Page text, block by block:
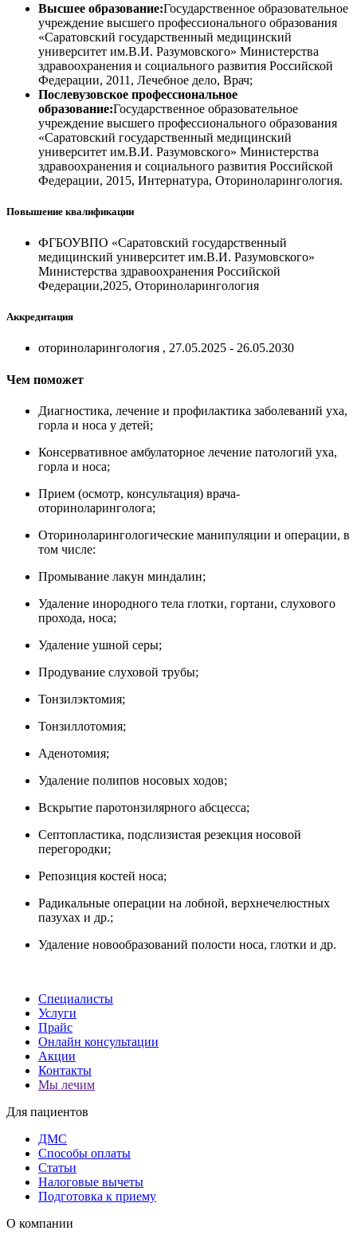
Высшее образование:Государственное образовательное
учреждение высшего профессионального образования
«Саратовский государственный медицинский
университет им.В.И. Разумовского» Министерства
здравоохранения и социального развития Российской
Федерации, 2011, Лечебное дело, Врач;
Послевузовское профессиональное
образование:Государственное образовательное
учреждение высшего профессионального образования
«Саратовский государственный медицинский
университет им.В.И. Разумовского» Министерства
здравоохранения и социального развития Российской
Федерации, 2015, Интернатура, Оториноларингология.
Повышение квалификации
ФГБОУВПО «Саратовский государственный
медицинский университет им.В.И. Разумовского»
Министерства здравоохранения Российской
Федерации,2025, Оториноларингология
Аккредитация
оториноларингология , 27.05.2025 - 26.05.2030
Чем поможет
Диагностика, лечение и профилактика заболеваний уха,
горла и носа у детей;
Консервативное амбулаторное лечение патологий уха,
горла и носа;
Прием (осмотр, консультация) врача-
оториноларинголога;
Оториноларингологические манипуляции и операции, в
том числе:
Промывание лакун миндалин;
Удаление инородного тела глотки, гортани, слухового
прохода, носа;
Удаление ушной серы;
Продувание слуховой трубы;
Тонзилэктомия;
Тонзиллотомия;
Аденотомия;
Удаление полипов носовых ходов;
Вскрытие паротонзилярного абсцесса;
Септопластика, подслизистая резекция носовой
перегородки;
Репозиция костей носа;
Радикальные операции на лобной, верхнечелюстных
пазухах и др.;
Удаление новообразований полости носа, глотки и др.
Специалисты
Услуги
Прайс
Онлайн консультации
Акции
Контакты
Мы лечим
Для пациентов
ДМС
Способы оплаты
Статьи
Налоговые вычеты
Подготовка к приему
О компании